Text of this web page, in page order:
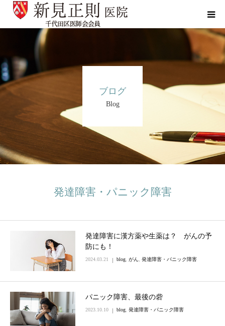
ブログ
Blog
発達障害・パニック障害
発達障害に漢方薬や生薬は？ がんの予
防にも！
2024.03.21 blog がん 発達障害・パニック障害
パニック障害、最後の砦
2023.10.10 blog 発達障害・パニック障害
当院について
診療科目
がんの手引き
ブログ
症例集
よくあるご質問